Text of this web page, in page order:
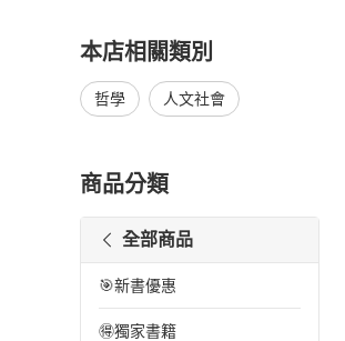
本店相關類別
哲學 人文社會
商品分類
全部商品
🎯新書優惠
🉐獨家書籍